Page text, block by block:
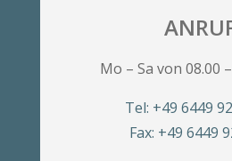
Mo – Sa von 08.00
Tel: +49 6449
Fax: +49 6449